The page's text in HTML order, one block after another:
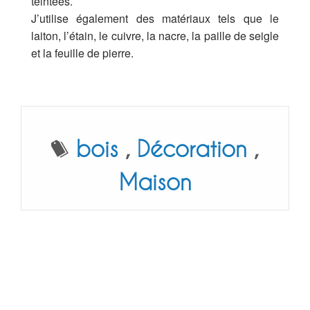
J’utilise également des matériaux tels que le
laiton, l’étain, le cuivre, la nacre, la paille de seigle
et la feuille de pierre.
bois , Décoration ,
Maison